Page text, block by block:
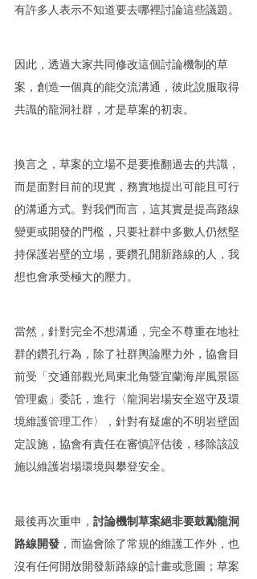
有許多人表示不知道要去哪裡討論這些議題。
因此，透過大家共同修改這個討論機制的草
案，創造一個真的能交流溝通，彼此說服取得
共識的龍洞社群，才是草案的初衷。
換言之，草案的立場不是要推翻過去的共識，
而是面對目前的現實，務實地提出可能且可行
的溝通方式。對我們而言，這其實是提高路線
變更或開發的門檻，只要社群中多數人仍然堅
持保護岩壁的立場，要鑽孔開新路線的人，我
想也會承受極大的壓力。
當然，針對完全不想溝通，完全不尊重在地社
群的鑽孔行為，除了社群輿論壓力外，協會目
前受「交通部觀光局東北角暨宜蘭海岸風景區
管理處」委託，進行〈龍洞岩場安全巡守及環
境維護管理工作〉，針對有疑慮的不明岩壁固
定設施，協會有責任在審慎評估後，移除該設
施以維護岩場環境與攀登安全。
最後再次重申， 討論機制草案絕非要鼓勵龍洞
路線開發 ，而協會除了常規的維護工作外，也
沒有任何開放開發新路線的計畫或意圖；草案